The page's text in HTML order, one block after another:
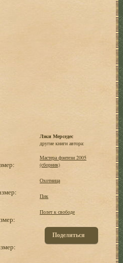
Лэки Мерседес
другие книги автора:
Мастера фэнтези 2005
(сборник)
Охотница
Пик
Полет к свободе
Поделиться